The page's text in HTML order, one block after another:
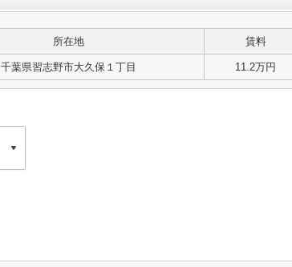
所在地 賃料
千葉県習志野市大久保１丁目 11.2万円